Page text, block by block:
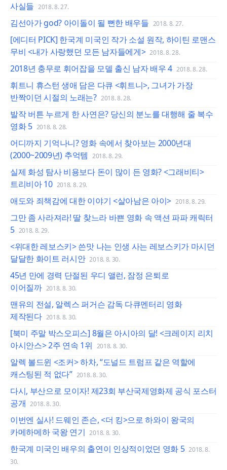
사실들 2018. 8. 27.
김선아가 god? 아이돌이 될 뻔한 배우들 2018. 8. 27.
[에디터 PICK] 한국계 미국인 작가 소설 원작, 하이틴 로맨스
무비 <내가 사랑했던 모든 남자들에게> 2018. 8. 28.
2018년 충무로 휘어잡을 모델 출신 남자 배우 4 2018. 8. 28.
휘트니 휴스턴 생애 담은 다큐 <휘트니>, 그녀가 가장
반짝이던 시절의 노래는? 2018. 8. 28.
발작 버튼 누르게 한 사연은? 당신의 분노를 대행해 줄 복수
영화 5 2018. 8. 28.
어디까지 기억나니? 영화 속에서 찾아보는 2000년대
(2000~2009년) 추억템 2018. 8. 29.
실제 화성 탐사 비용보다 돈이 많이 든 영화? <그래비티>
트리비아 10 2018. 8. 29.
애도와 죄책감에 대한 이야기 <살아남은 아이> 2018. 8. 29.
그만 좀 사라져라! 딸 찾느라 바쁜 영화 속 액션 파파 캐릭터
5 2018. 8. 29.
<위대한 레보스키> 쓴맛 나는 인생 사는 레보스키가 마시던
달달한 화이트 러시안 2018. 8. 30.
45년 만에 경력 단절된 우디 앨런, 잠정 은퇴로
이어질까 2018. 8. 30.
맨유의 전설, 알렉스 퍼거슨 감독 다큐멘터리 영화
제작된다 2018. 8. 30.
[북미 주말 박스오피스] 8월은 아시아의 달! <크레이지 리치
아시안스> 2주 연속 1위 2018. 8. 30.
알렉 볼드윈 <조커> 하차, “도널드 트럼프 같은 역할에
캐스팅된 적 없다” 2018. 8. 30.
다시, 부산으로 모이자! 제23회 부산국제영화제 공식 포스터
공개 2018. 8. 30.
이번엔 실사! 드웨인 존슨, <더 킹>으로 하와이 왕국의
카메하메하 국왕 연기 2018. 8. 30.
한국계 미국인 배우의 출연이 인상적이었던 영화 5 2018. 8.
30.